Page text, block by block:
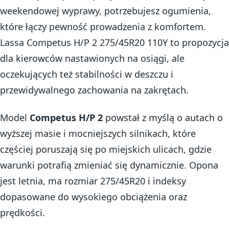
weekendowej wyprawy, potrzebujesz ogumienia,
które łączy pewność prowadzenia z komfortem.
Lassa Competus H/P 2 275/45R20 110Y to propozycja
dla kierowców nastawionych na osiągi, ale
oczekujących też stabilności w deszczu i
przewidywalnego zachowania na zakrętach.
Model Competus H/P 2 powstał z myślą o autach o
wyższej masie i mocniejszych silnikach, które
częściej poruszają się po miejskich ulicach, gdzie
warunki potrafią zmieniać się dynamicznie. Opona
jest letnia, ma rozmiar 275/45R20 i indeksy
dopasowane do wysokiego obciążenia oraz
prędkości.